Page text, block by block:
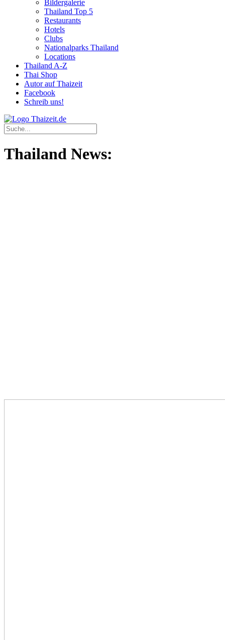
Bildergalerie
Thailand Top 5
Restaurants
Hotels
Clubs
Nationalparks Thailand
Locations
Thailand A-Z
Thai Shop
Autor auf Thaizeit
Facebook
Schreib uns!
Thailand News: